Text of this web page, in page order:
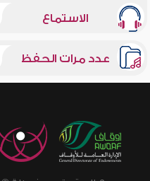
الاستماع
عدد مرات الحفظ